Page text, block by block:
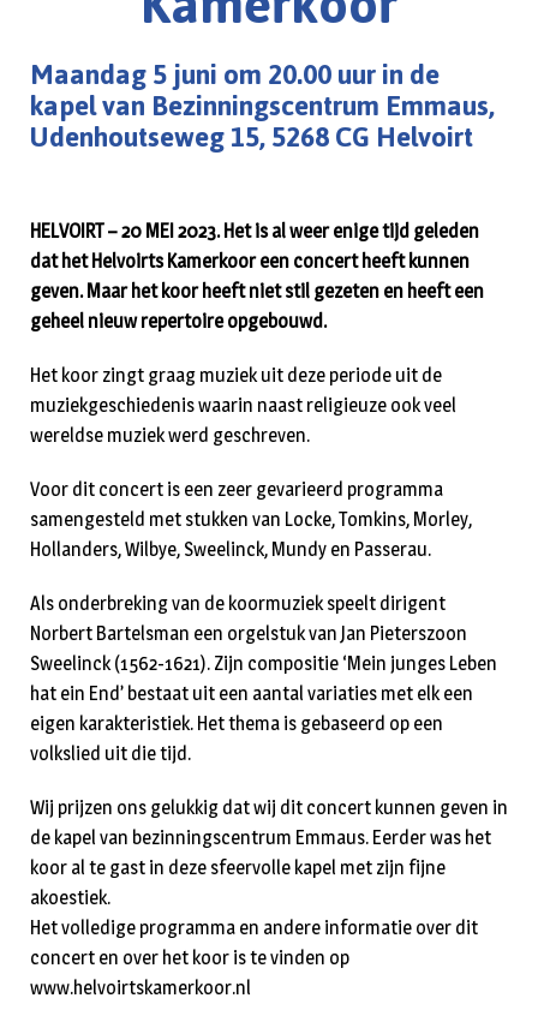
Maandag 5 juni om 20.00 uur in de
kapel van Bezinningscentrum Emmaus,
Udenhoutseweg 15, 5268 CG Helvoirt
HELVOIRT – 20 MEI 2023. Het is al weer enige tijd geleden
dat het Helvoirts Kamerkoor een concert heeft kunnen
geven. Maar het koor heeft niet stil gezeten en heeft een
geheel nieuw repertoire opgebouwd.
Het koor zingt graag muziek uit deze periode uit de
muziekgeschiedenis waarin naast religieuze ook veel
wereldse muziek werd geschreven.
Voor dit concert is een zeer gevarieerd programma
samengesteld met stukken van Locke, Tomkins, Morley,
Hollanders, Wilbye, Sweelinck, Mundy en Passerau.
Als onderbreking van de koormuziek speelt dirigent
Norbert Bartelsman een orgelstuk van Jan Pieterszoon
Sweelinck (1562-1621). Zijn compositie ‘Mein junges Leben
hat ein End’ bestaat uit een aantal variaties met elk een
eigen karakteristiek. Het thema is gebaseerd op een
volkslied uit die tijd.
Wij prijzen ons gelukkig dat wij dit concert kunnen geven in
de kapel van bezinningscentrum Emmaus. Eerder was het
koor al te gast in deze sfeervolle kapel met zijn fijne
akoestiek.
Het volledige programma en andere informatie over dit
concert en over het koor is te vinden op
www.helvoirtskamerkoor.nl